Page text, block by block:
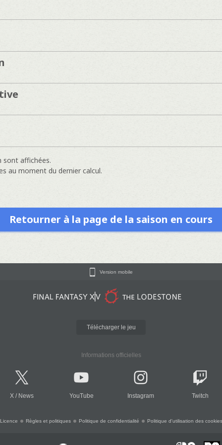
sont affichées.
au moment du dernier calcul.
Retourner à la page de la saison en cours
Version mobile
Télécharger le jeu
Informations officielles
X / News YouTube Instagram Twitch
Licence Règles et politiques Politique de confidentialité Politique d'utilisation des cookies